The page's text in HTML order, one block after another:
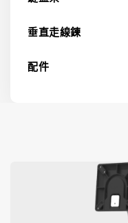
垂直走線鍊
配件